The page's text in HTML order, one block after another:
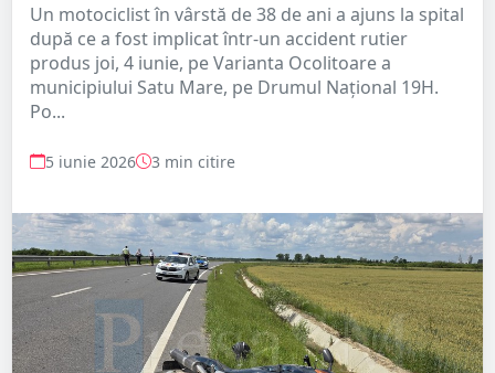
Un motociclist în vârstă de 38 de ani a ajuns la spital
după ce a fost implicat într-un accident rutier
produs joi, 4 iunie, pe Varianta Ocolitoare a
municipiului Satu Mare, pe Drumul Național 19H.
Po...
5 iunie 2026 3 min citire